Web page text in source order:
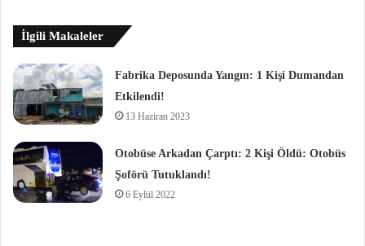
İlgili Makaleler
Fabrika Deposunda Yangın: 1 Kişi Dumandan
Etkilendi!
13 Haziran 2023
Otobüse Arkadan Çarptı: 2 Kişi Öldü: Otobüs
Şoförü Tutuklandı!
6 Eylül 2022